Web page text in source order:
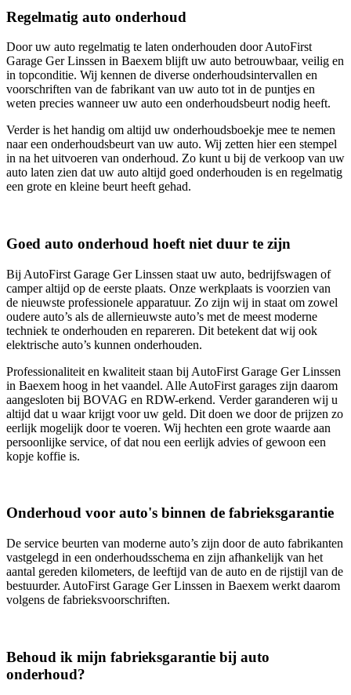
Regelmatig auto onderhoud
Door uw auto regelmatig te laten onderhouden door AutoFirst
Garage Ger Linssen in Baexem blijft uw auto betrouwbaar, veilig en
in topconditie. Wij kennen de diverse onderhoudsintervallen en
voorschriften van de fabrikant van uw auto tot in de puntjes en
weten precies wanneer uw auto een onderhoudsbeurt nodig heeft.
Verder is het handig om altijd uw onderhoudsboekje mee te nemen
naar een onderhoudsbeurt van uw auto. Wij zetten hier een stempel
in na het uitvoeren van onderhoud. Zo kunt u bij de verkoop van uw
auto laten zien dat uw auto altijd goed onderhouden is en regelmatig
een grote en kleine beurt heeft gehad.
Goed auto onderhoud hoeft niet duur te zijn
Bij AutoFirst Garage Ger Linssen staat uw auto, bedrijfswagen of
camper altijd op de eerste plaats. Onze werkplaats is voorzien van
de nieuwste professionele apparatuur. Zo zijn wij in staat om zowel
oudere auto’s als de allernieuwste auto’s met de meest moderne
techniek te onderhouden en repareren. Dit betekent dat wij ook
elektrische auto’s kunnen onderhouden.
Professionaliteit en kwaliteit staan bij AutoFirst Garage Ger Linssen
in Baexem hoog in het vaandel. Alle AutoFirst garages zijn daarom
aangesloten bij BOVAG en RDW-erkend. Verder garanderen wij u
altijd dat u waar krijgt voor uw geld. Dit doen we door de prijzen zo
eerlijk mogelijk door te voeren. Wij hechten een grote waarde aan
persoonlijke service, of dat nou een eerlijk advies of gewoon een
kopje koffie is.
Onderhoud voor auto's binnen de fabrieksgarantie
De service beurten van moderne auto’s zijn door de auto fabrikanten
vastgelegd in een onderhoudsschema en zijn afhankelijk van het
aantal gereden kilometers, de leeftijd van de auto en de rijstijl van de
bestuurder. AutoFirst Garage Ger Linssen in Baexem werkt daarom
volgens de fabrieksvoorschriften.
Behoud ik mijn fabrieksgarantie bij auto
onderhoud?